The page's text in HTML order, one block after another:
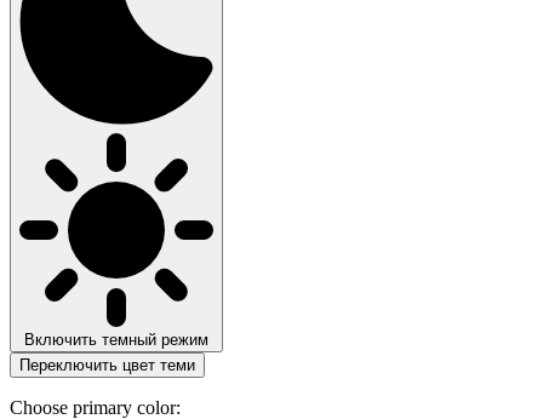
Включить темный режим
Переключить цвет теми
Choose primary color: